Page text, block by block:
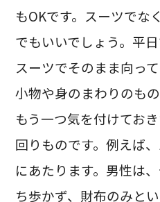
もOKです。スーツでな
でもいいでしょう。平
スーツでそのまま向っ
小物や身のまわりのも
もう一つ気を付けてお
回りものです。例えば
にあたります。男性は
ち歩かず、財布のみと